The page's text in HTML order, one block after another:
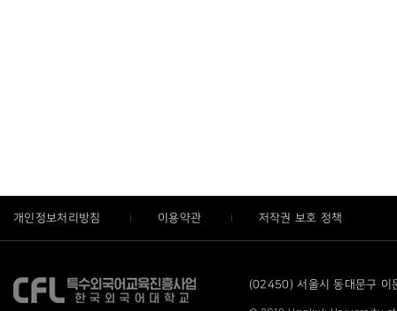
개인정보처리방침 이용약관 저작권 보호 정책
(02450) 서울시 동대문구